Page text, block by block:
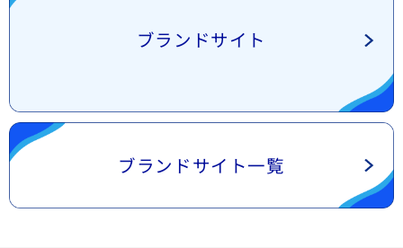
ブランドサイト
ブランドサイト一覧